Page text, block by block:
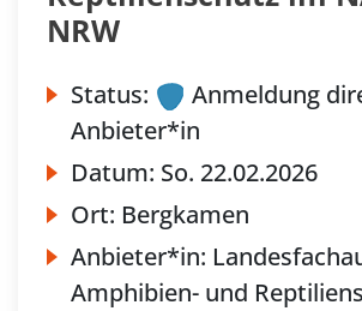
NRW
Status:
Anmeldung
Anbieter*in
Datum: So. 22.02.2026
Ort: Bergkamen
Anbieter*in:
Amphibien- und